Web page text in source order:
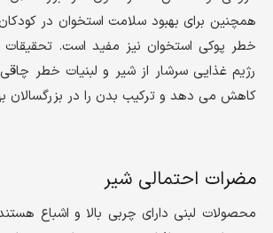
همچنین برای بهبود سلامت استخوان در
خطر پوکی استخوان نیز مفید است.
رژیم غذایی سرشار از شیر و لبنیات خطر
کاهش می دهد و ترکیب بدن را در بزرگسالان
مضرات احتمالی شیر
محصولات لبنی دارای چربی بالا و اشباع